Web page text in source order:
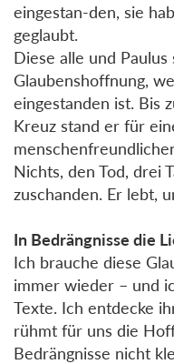
eingestan-den, sie
geglaubt.
Diese alle und
Glaubenshoffnung,
eingestanden ist. Bis
Kreuz stand er für
Nichts, den Tod, drei
zuschanden. Er lebt,
In Bedrängnisse die
Ich brauche diese
immer wieder – und
Texte. Ich entdecke
rühmt für uns die
Bedrängnisse nicht